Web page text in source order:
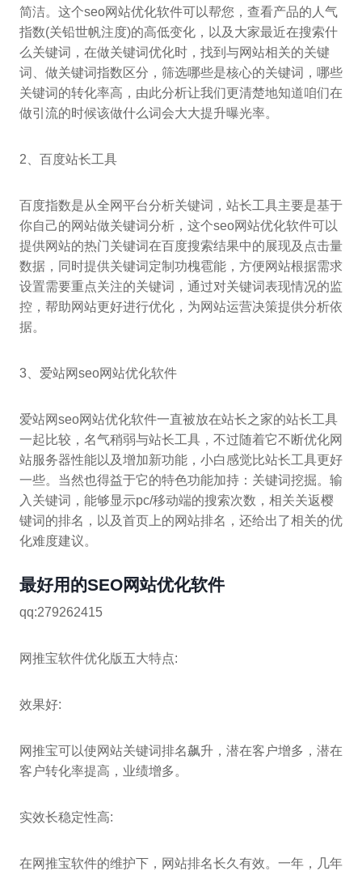
简洁。这个seo网站优化软件可以帮您，查看产品的人气
指数(关铅世帆注度)的高低变化，以及大家最近在搜索什
么关键词，在做关键词优化时，找到与网站相关的关键
词、做关键词指数区分，筛选哪些是核心的关键词，哪些
关键词的转化率高，由此分析让我们更清楚地知道咱们在
做引流的时候该做什么词会大大提升曝光率。
2、百度站长工具
百度指数是从全网平台分析关键词，站长工具主要是基于
你自己的网站做关键词分析，这个seo网站优化软件可以
提供网站的热门关键词在百度搜索结果中的展现及点击量
数据，同时提供关键词定制功槐雹能，方便网站根据需求
设置需要重点关注的关键词，通过对关键词表现情况的监
控，帮助网站更好进行优化，为网站运营决策提供分析依
据。
3、爱站网seo网站优化软件
爱站网seo网站优化软件一直被放在站长之家的站长工具
一起比较，名气稍弱与站长工具，不过随着它不断优化网
站服务器性能以及增加新功能，小白感觉比站长工具更好
一些。当然也得益于它的特色功能加持：关键词挖掘。输
入关键词，能够显示pc/移动端的搜索次数，相关关返樱
键词的排名，以及首页上的网站排名，还给出了相关的优
化难度建议。
最好用的SEO网站优化软件
qq:279262415
网推宝软件优化版五大特点:
效果好:
网推宝可以使网站关键词排名飙升，潜在客户增多，潜在
客户转化率提高，业绩增多。
实效长稳定性高:
在网推宝软件的维护下，网站排名长久有效。一年，几年